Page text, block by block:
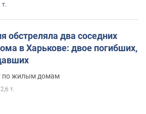
т.
обстреляла два соседних
в Харькове: двое погибших,
по жилым домам
2,6 т.